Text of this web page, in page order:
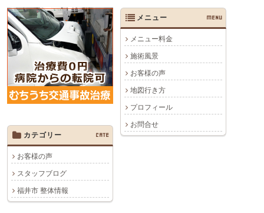
メニュー MENU
メニュー料金
施術風景
お客様の声
地図行き方
プロフィール
お問合せ
カテゴリー
CATE
お客様の声
スタッフブログ
福井市 整体情報